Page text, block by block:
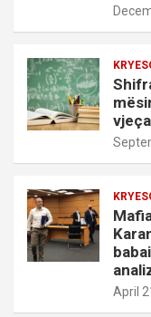
April